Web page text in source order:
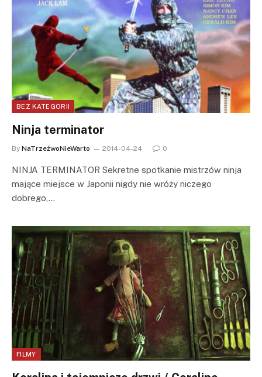
BEZ KATEGORII
Ninja terminator
By NaTrzeźwoNieWarto 2014-04-24 0
NINJA TERMINATOR Sekretne spotkanie mistrzów ninja
mające miejsce w Japonii nigdy nie wróży niczego
dobrego,…
FILMY